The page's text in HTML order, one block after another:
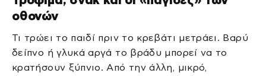
οθονών
Τι τρώει το παιδί πριν το κρεβάτι μετράει. Βαρύ
δείπνο ή γλυκά αργά το βράδυ μπορεί να το
κρατήσουν ξύπνιο. Από την άλλη, μικρό,